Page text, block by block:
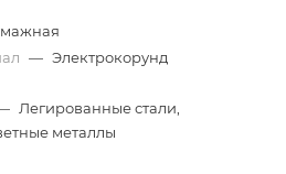
— Электрокорунд
Легированные стали,
металлы